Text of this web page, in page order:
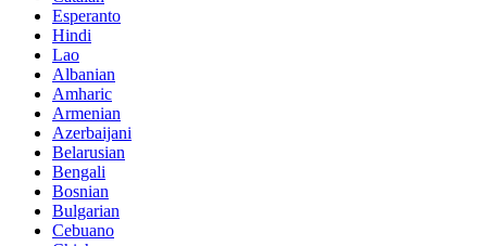
Esperanto
Hindi
Lao
Albanian
Amharic
Armenian
Azerbaijani
Belarusian
Bengali
Bosnian
Bulgarian
Cebuano